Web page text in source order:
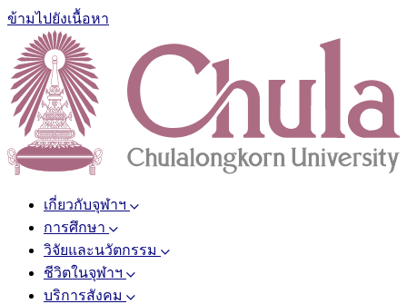
ข้ามไปยังเนื้อหา
เกี่ยวกับจุฬาฯ
การศึกษา
วิจัยและนวัตกรรม
ชีวิตในจุฬาฯ
บริการสังคม